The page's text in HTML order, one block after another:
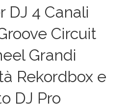
DJ 4 Canali
Circuit
Grandi
Rekordbox e
DJ Pro